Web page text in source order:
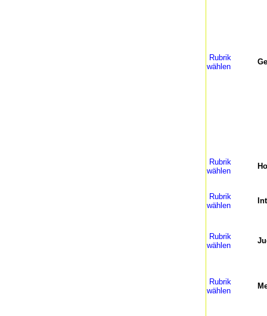
Rubrik
wählen
Rubrik
wählen
Rubrik
wählen
Rubrik
wählen
Rubrik
wählen